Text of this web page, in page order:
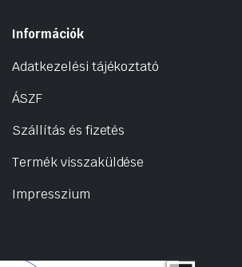
Információk
Adatkezelési tájékoztató
ÁSZF
Szállítás és fizetés
Termék visszaküldése
Impresszium